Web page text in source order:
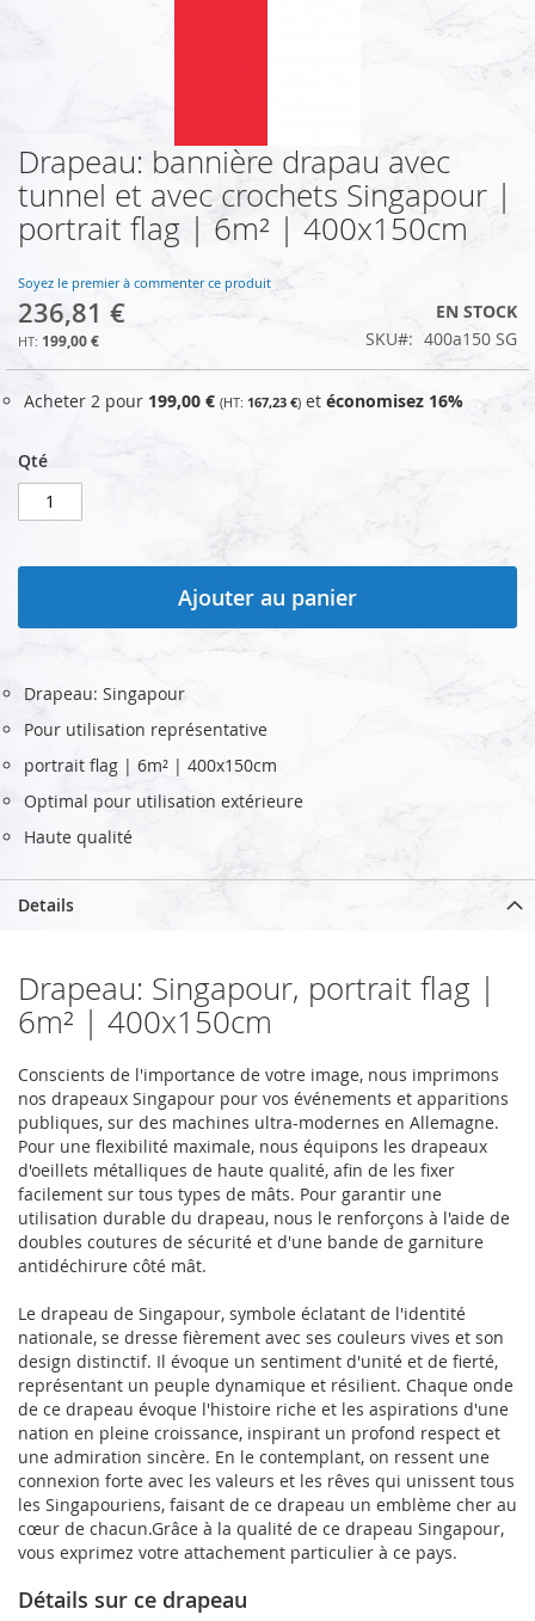
Skip
to
the
beginning
of
the
images
gallery
Drapeau: bannière drapau avec
tunnel et avec crochets Singapour |
portrait flag | 6m² | 400x150cm
Soyez le premier à commenter ce produit
236,81 €
199,00 €
EN STOCK
SKU
400a150 SG
Acheter 2 pour 199,00 € 167,23 € et économisez 16%
Qté
Ajouter au panier
Drapeau: Singapour
Pour utilisation représentative
portrait flag | 6m² | 400x150cm
Optimal pour utilisation extérieure
Haute qualité
Details
Drapeau: Singapour, portrait flag |
6m² | 400x150cm
Conscients de l'importance de votre image, nous imprimons
nos drapeaux Singapour pour vos événements et apparitions
publiques, sur des machines ultra-modernes en Allemagne.
Pour une flexibilité maximale, nous équipons les drapeaux
d'oeillets métalliques de haute qualité, afin de les fixer
facilement sur tous types de mâts. Pour garantir une
utilisation durable du drapeau, nous le renforçons à l'aide de
doubles coutures de sécurité et d'une bande de garniture
antidéchirure côté mât.
Le drapeau de Singapour, symbole éclatant de l'identité
nationale, se dresse fièrement avec ses couleurs vives et son
design distinctif. Il évoque un sentiment d'unité et de fierté,
représentant un peuple dynamique et résilient. Chaque onde
de ce drapeau évoque l'histoire riche et les aspirations d'une
nation en pleine croissance, inspirant un profond respect et
une admiration sincère. En le contemplant, on ressent une
connexion forte avec les valeurs et les rêves qui unissent tous
les Singapouriens, faisant de ce drapeau un emblème cher au
cœur de chacun.Grâce à la qualité de ce drapeau Singapour,
vous exprimez votre attachement particulier à ce pays.
Détails sur ce drapeau